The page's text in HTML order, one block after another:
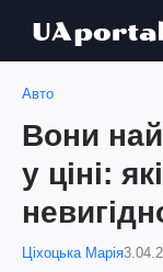
Авто
Вони
у ціні:
Ціхоцька Марія